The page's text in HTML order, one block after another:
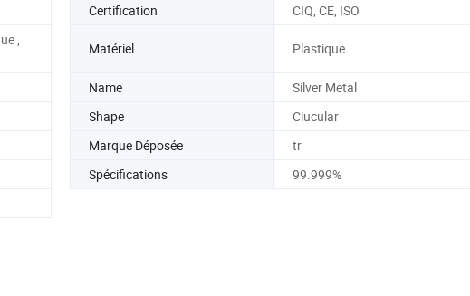
Certification CIQ, CE, ISO
,
Matériel Plastique
Name
Silver Metal
Shape
Ciucular
Marque Déposée
tr
Spécifications
99.999%